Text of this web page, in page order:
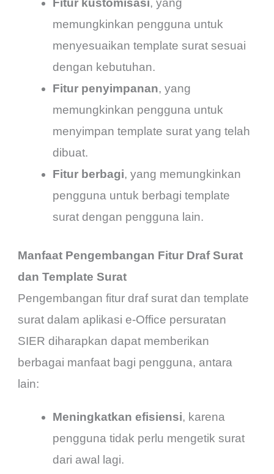
memungkinkan pengguna untuk
menyesuaikan template surat sesuai
dengan kebutuhan.
Fitur penyimpanan, yang
memungkinkan pengguna untuk
menyimpan template surat yang telah
dibuat.
Fitur berbagi, yang memungkinkan
pengguna untuk berbagi template
surat dengan pengguna lain.
Manfaat Pengembangan Fitur Draf Surat
dan Template Surat
Pengembangan fitur draf surat dan template
surat dalam aplikasi e-Office persuratan
SIER diharapkan dapat memberikan
berbagai manfaat bagi pengguna, antara
lain:
Meningkatkan efisiensi, karena
pengguna tidak perlu mengetik surat
dari awal lagi.